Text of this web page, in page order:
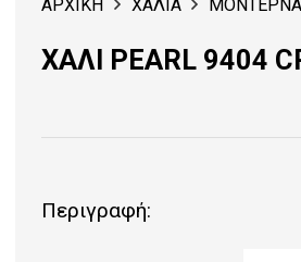
ΑΡΧΙΚΗ ΧΑΛΙΑ ΜΟΝΤΕΡΝΑ
ΧΑΛΙ PEARL 9404
Περιγραφή: